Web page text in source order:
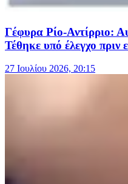
Γέφυρα Ρίο-Αντίρριο:
Τέθηκε υπό έλεγχο πριν
27 Ιουλίου 2026, 20:15